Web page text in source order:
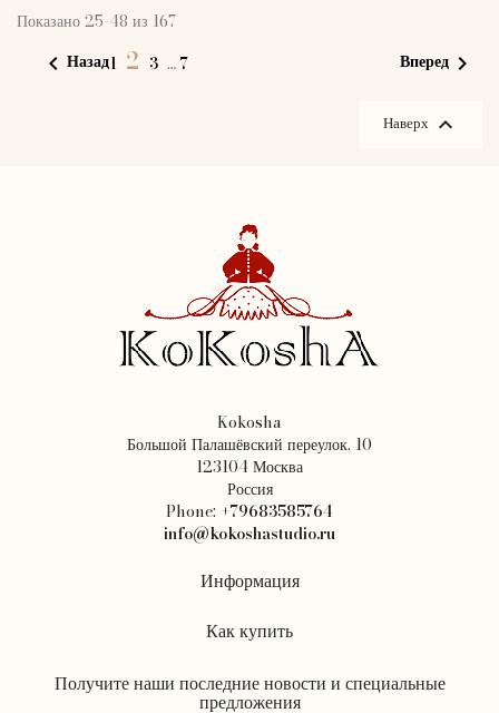
Показано 25-48 из 167
 Назад1 2 3 …7 Вперед 
Наверх 
Kokosha
Большой Палашёвский переулок, 10
123104 Москва
Россия
Phone: +79683585764
info@kokoshastudio.ru
Информация
Как купить
Получите наши последние новости и специальные
предложения